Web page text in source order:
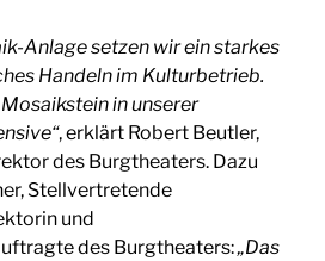
Anlage setzen wir ein starkes
Handeln im Kulturbetrieb.
in unserer
, erklärt Robert Beutler,
des Burgtheaters. Dazu
Stellvertretende
und
des Burgtheaters:„Das